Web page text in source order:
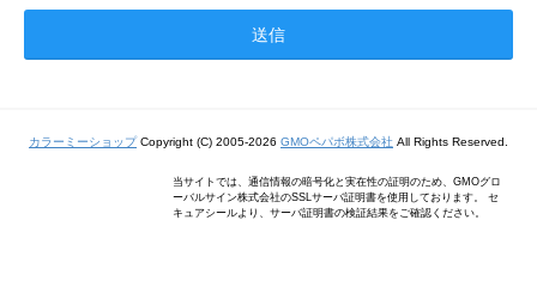
カラーミーショップCopyright (C) 2005-2026 GMOペパボ株式会社 All Rights Reserved.
当サイトでは、通信情報の暗号化と実在性の証明のため、GMOグロ
ーバルサイン株式会社のSSLサーバ証明書を使用しております。 セ
キュアシールより、サーバ証明書の検証結果をご確認ください。